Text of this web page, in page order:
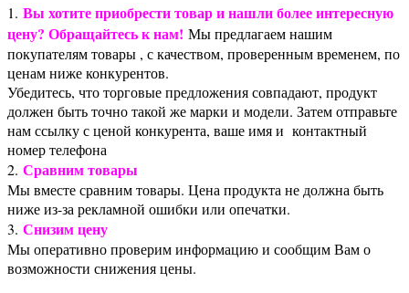
1. Вы хотите приобрести товар и нашли более интересную
цену? Обращайтесь к нам! Мы предлагаем нашим
покупателям товары , с качеством, проверенным временем, по
ценам ниже конкурентов.
Убедитесь, что торговые предложения совпадают, продукт
должен быть точно такой же марки и модели. Затем отправьте
нам ссылку с ценой конкурента, ваше имя и контактный
номер телефона
2. Сравним товары
Мы вместе сравним товары. Цена продукта не должна быть
ниже из-за рекламной ошибки или опечатки.
3. Снизим цену
Мы оперативно проверим информацию и сообщим Вам о
возможности снижения цены.